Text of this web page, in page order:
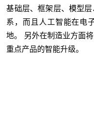
基础层、框架层、模型
系，而且人工智能在电
地。 另外在制造业方面
重点产品的智能升级。